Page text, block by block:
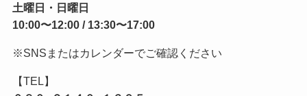
土曜日・日曜日
10:00〜12:00 / 13:30〜17:00
※SNSまたはカレンダーでご確認ください
【TEL】